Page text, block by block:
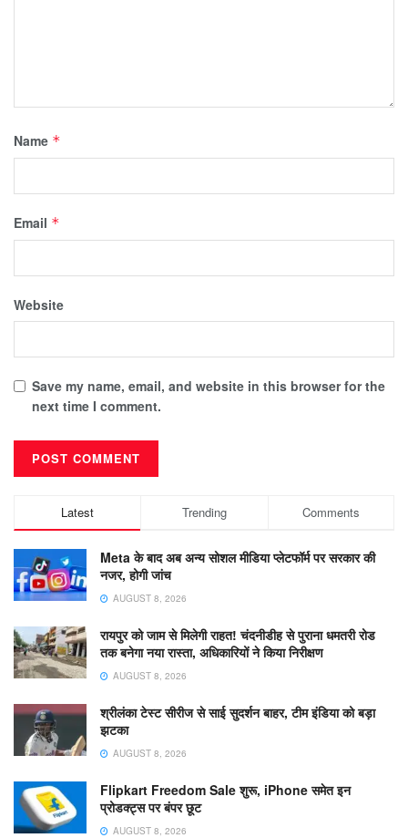
Name *
Email *
Website
Save my name, email, and website in this browser for the
next time I comment.
Latest Trending Comments
Meta के बाद अब अन्य सोशल मीडिया प्लेटफॉर्म पर सरकार की
नजर, होगी जांच
AUGUST 8, 2026
रायपुर को जाम से मिलेगी राहत! चंदनीडीह से पुराना धमतरी रोड
तक बनेगा नया रास्ता, अधिकारियों ने किया निरीक्षण
AUGUST 8, 2026
श्रीलंका टेस्ट सीरीज से साई सुदर्शन बाहर, टीम इंडिया को बड़ा
झटका
AUGUST 8, 2026
Flipkart Freedom Sale शुरू, iPhone समेत इन
प्रोडक्ट्स पर बंपर छूट
AUGUST 8, 2026